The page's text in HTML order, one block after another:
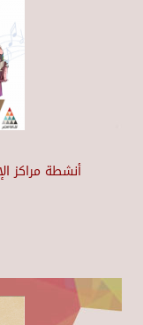
أنشطة مراكز